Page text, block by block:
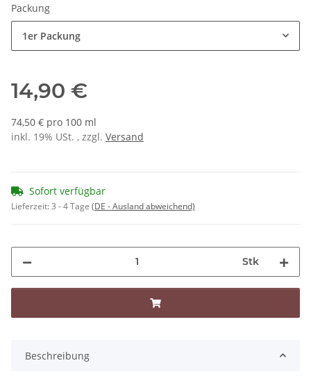
Packung
1er Packung
14,90 €
74,50 € pro 100 ml
inkl. 19% USt. , zzgl. Versand
Sofort verfügbar
Lieferzeit:3 - 4 Tage (DE - Ausland abweichend)
Stk
Beschreibung